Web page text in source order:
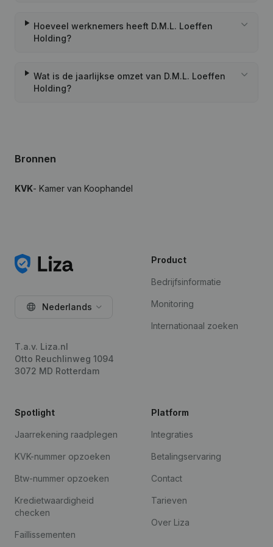
Hoeveel werknemers heeft D.M.L. Loeffen
Holding?
Wat is de jaarlijkse omzet van D.M.L. Loeffen
Holding?
Bronnen
KVK- Kamer van Koophandel
Nederlands
T.a.v. Liza.nl
Otto Reuchlinweg 1094
3072 MD Rotterdam
Product
Bedrijfsinformatie
Monitoring
Internationaal zoeken
Spotlight
Jaarrekening raadplegen
KVK-nummer opzoeken
Btw-nummer opzoeken
Kredietwaardigheid
checken
Faillissementen
Platform
Integraties
Betalingservaring
Contact
Tarieven
Over Liza